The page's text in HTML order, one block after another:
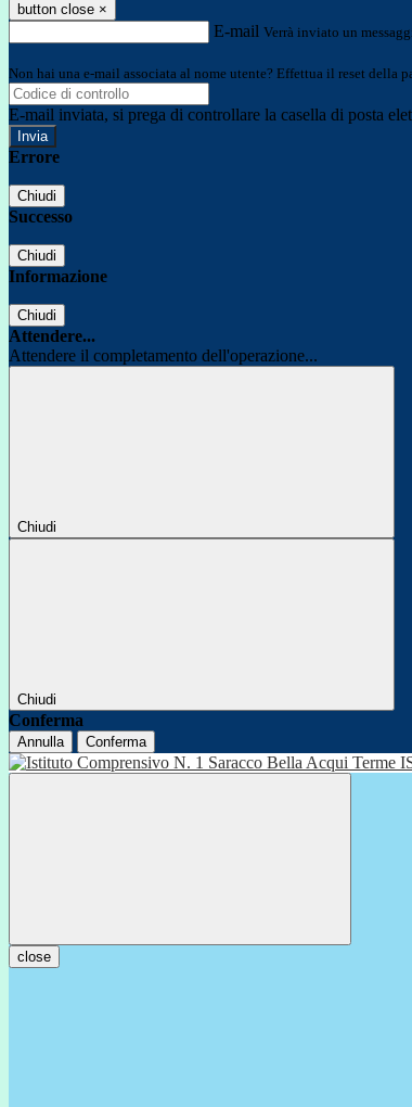
button close ×
E-mail Verrà inviato un
Non hai una e-mail associata al nome utente? Effettua il reset della
E-mail inviata, si prega di controllare la casella di posta
Errore
Chiudi
Successo
Chiudi
Informazione
Chiudi
Attendere...
Attendere il completamento dell'operazione...
Chiudi
Chiudi
Conferma
Annulla Conferma
close